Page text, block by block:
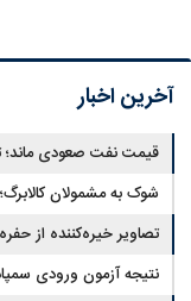
آخرین اخبار
قیمت نفت صعودی ماند؛ تنش
شوک به مشمولان
تصاویر خیره‌کننده از
نتیجه آزمون ورودی